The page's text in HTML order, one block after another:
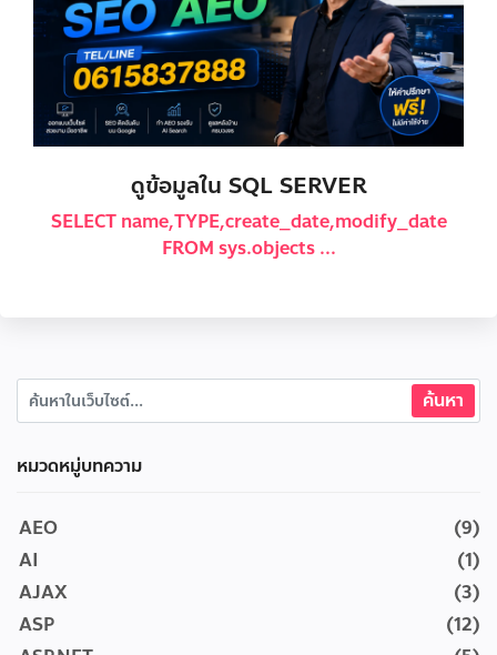
ดูข้อมูลใน SQL SERVER
SELECT name,TYPE,create_date,modify_date
FROM sys.objects ...
หมวดหมู่บทความ
AEO
(9)
AI
(1)
AJAX
(3)
ASP
(12)